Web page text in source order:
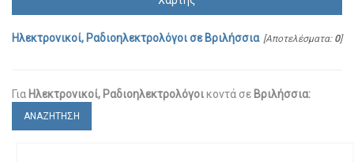
Ηλεκτρονικοί, Ραδιοηλεκτρολόγοισε Βριλήσσια [Αποτελέσματα: 0]
Για Ηλεκτρονικοί, Ραδιοηλεκτρολόγοικοντά σε Βριλήσσια:
ΑΝΑΖΗΤΗΣΗ